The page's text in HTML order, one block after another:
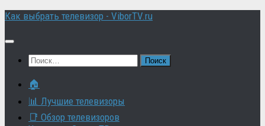
Перейти
содержимому
Как выбрать телевизор - ViborTV.ru
Найти:
🏠
📊 Лучшие телевизоры
📑 Обзор телевизоров